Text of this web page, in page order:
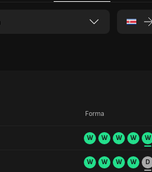
Forma
W W W W W
W W W W D